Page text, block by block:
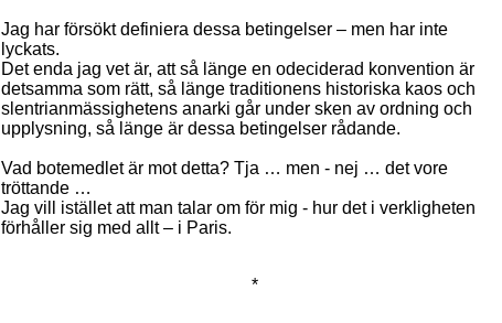
Jag har försökt definiera dessa betingelser – men har inte
lyckats.
Det enda jag vet är, att så länge en odeciderad konvention är
detsamma som rätt, så länge traditionens historiska kaos och
slentrianmässighetens anarki går under sken av ordning och
upplysning, så länge är dessa betingelser rådande.
Vad botemedlet är mot detta? Tja … men - nej … det vore
tröttande …
Jag vill istället att man talar om för mig - hur det i verkligheten
förhåller sig med allt – i Paris.
*